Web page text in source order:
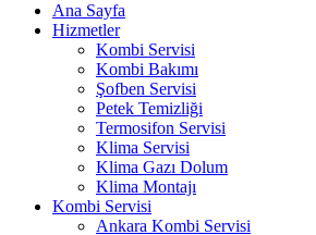
Ana Sayfa
Hizmetler
Kombi Servisi
Kombi Bakımı
Şofben Servisi
Petek Temizliği
Termosifon Servisi
Klima Servisi
Klima Gazı Dolum
Klima Montajı
Kombi Servisi
Ankara Kombi Servisi